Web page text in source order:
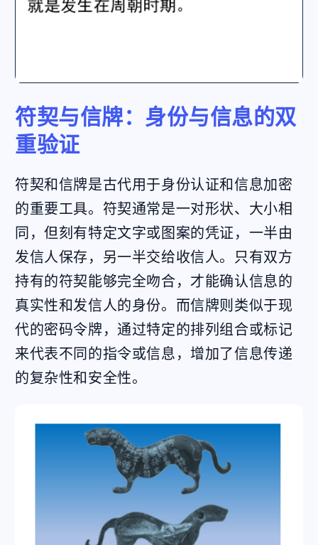
符契与信牌：身份与信息的双
重验证
符契和信牌是古代用于身份认证和信息加密
的重要工具。符契通常是一对形状、大小相
同，但刻有特定文字或图案的凭证，一半由
发信人保存，另一半交给收信人。只有双方
持有的符契能够完全吻合，才能确认信息的
真实性和发信人的身份。而信牌则类似于现
代的密码令牌，通过特定的排列组合或标记
来代表不同的指令或信息，增加了信息传递
的复杂性和安全性。